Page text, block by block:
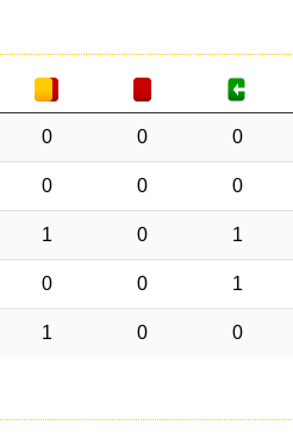
0 0 0
0 0 0
1 0 1
0 0 1
1 0 0